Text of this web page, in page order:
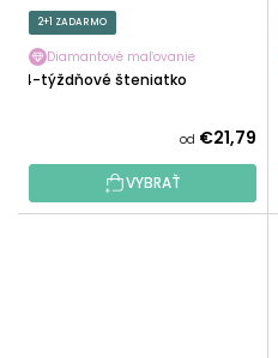
2+1 ZADARMO
Diamantové maľovanie
4-týždňové šteniatko
od €21,79
VYBRAŤ